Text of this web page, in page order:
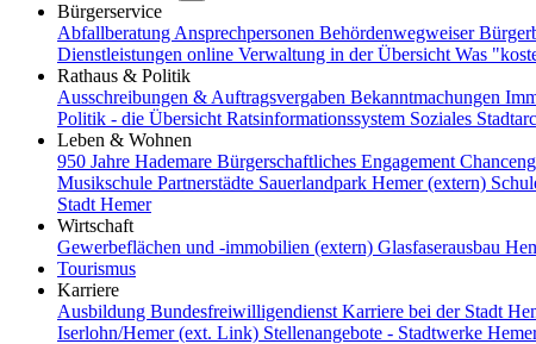
Bürgerservice
Abfallberatung Ansprechpersonen Behördenwegweiser
Dienstleistungen online Verwaltung in der Übersicht Was
Rathaus & Politik
Ausschreibungen & Auftragsvergaben Bekanntmachungen
Politik - die Übersicht Ratsinformationssystem Soziales
Leben & Wohnen
950 Jahre Hademare Bürgerschaftliches Engagement
Musikschule Partnerstädte Sauerlandpark Hemer (extern)
Stadt Hemer
Wirtschaft
Gewerbeflächen und -immobilien (extern) Glasfaserausbau
Tourismus
Karriere
Ausbildung Bundesfreiwilligendienst Karriere bei der Stadt
Iserlohn/Hemer (ext. Link) Stellenangebote - Stadtwerke